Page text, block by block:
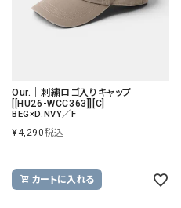
Our.｜刺繍ロゴ入りキャップ
[[HU26-WCC363]][C]
BEG×D.NVY／F
¥4,290税込
カートに入れる